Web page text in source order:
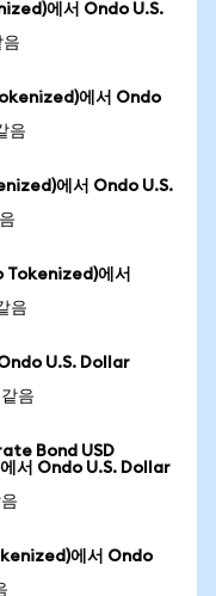
에서 Ondo U.S.
음
에서 Ondo
음
에서 Ondo U.S.
Tokenized)에서
음
U.S. Dollar
음
Bond USD
서 Ondo U.S. Dollar
에서 Ondo